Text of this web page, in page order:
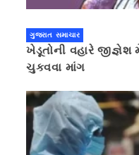
ગુજરાત સમાચાર
ખેડૂતોની વહારે
ચુકવવા માંગ